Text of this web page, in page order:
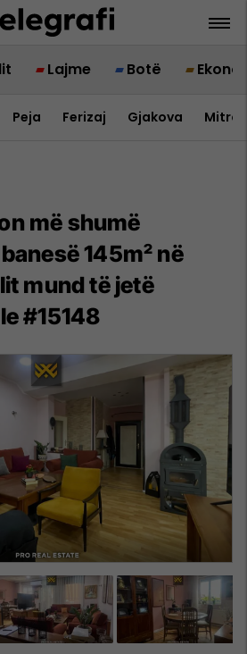
Lajme Botë
Peja Ferizaj Gjakova
më shumë
145m² në
mund të jetë
#15148